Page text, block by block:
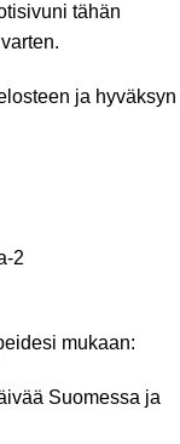
tähän
ja hyväksyn
mukaan:
Suomessa ja